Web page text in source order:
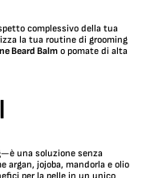
complessivo della tua
la tua routine di grooming
Beard Balmo pomate di alta
una soluzione senza
argan, jojoba, mandorla e olio